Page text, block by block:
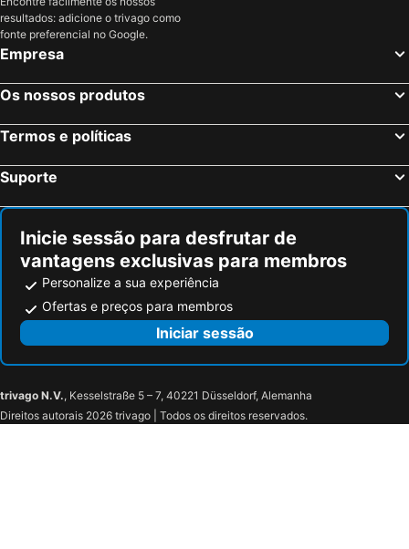
resultados: adicione o trivago como
fonte preferencial no Google.
Empresa
Os nossos produtos
Termos e políticas
Suporte
Inicie sessão para desfrutar de
vantagens exclusivas para membros
Personalize a sua experiência
Ofertas e preços para membros
Iniciar sessão
trivago N.V., Kesselstraße 5 – 7, 40221 Düsseldorf, Alemanha
Direitos autorais 2026 trivago | Todos os direitos reservados.